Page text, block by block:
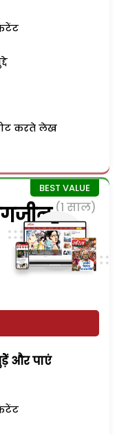
करते लेख
(1 साल)
और पाएं